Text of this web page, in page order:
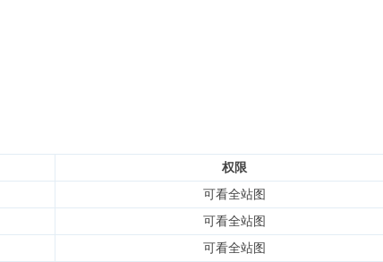
权限
可看全站图
可看全站图
可看全站图